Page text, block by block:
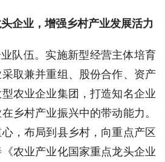
企业，增强乡村产业发展活力
队伍。实施新型经营主体培育
取兼并重组、股份合作、资产
农业企业集团，打造知名企业
乡村产业振兴中的带动能力。
，布局到县乡村，向重点产区
农业产业化国家重点龙头企业